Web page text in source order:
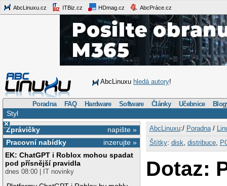
AbcLinuxu.cz ITBiz.cz HDmag.cz AbcPráce.cz
AbcLinuxu hledá autory!
Poradna FAQ Hardware Software Články Učebnice
Styl
×
napište »
Zprávičky
inzerujte »
Pracovní nabídky
EK: ChatGPT i Roblox mohou spadat
pod přísnější pravidla
dnes 08:00 | IT novinky
AbcLinuxu:/ Poradna/
Štítky: disk distribuce,
Dotaz: